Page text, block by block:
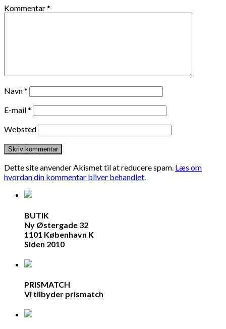
Kommentar*
Navn*
E-mail*
Websted
Dette site anvender Akismet til at reducere spam. Læs om
hvordan din kommentar bliver behandlet.
BUTIK
Ny Østergade 32
1101 København K
Siden 2010
PRISMATCH
Vi tilbyder prismatch